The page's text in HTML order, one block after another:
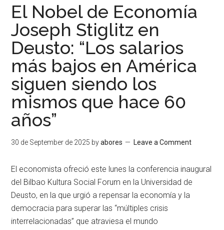
El Nobel de Economía
Joseph Stiglitz en
Deusto: “Los salarios
más bajos en América
siguen siendo los
mismos que hace 60
años”
30 de September de 2025 byabores Leave a Comment
El economista ofreció este lunes la conferencia inaugural
del Bilbao Kultura Social Forum en la Universidad de
Deusto, en la que urgió a repensar la economía y la
democracia para superar las “múltiples crisis
interrelacionadas” que atraviesa el mundo